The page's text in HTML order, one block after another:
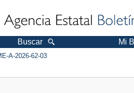
Buscar Mi
A-2026-62-03